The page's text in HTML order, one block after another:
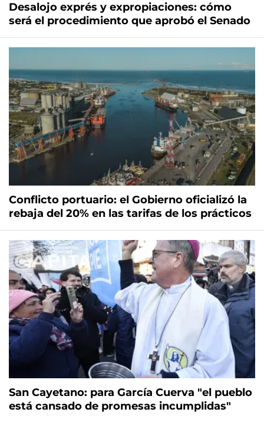
Desalojo exprés y expropiaciones: cómo
será el procedimiento que aprobó el Senado
Conflicto portuario: el Gobierno oficializó la
rebaja del 20% en las tarifas de los prácticos
San Cayetano: para García Cuerva "el pueblo
está cansado de promesas incumplidas"